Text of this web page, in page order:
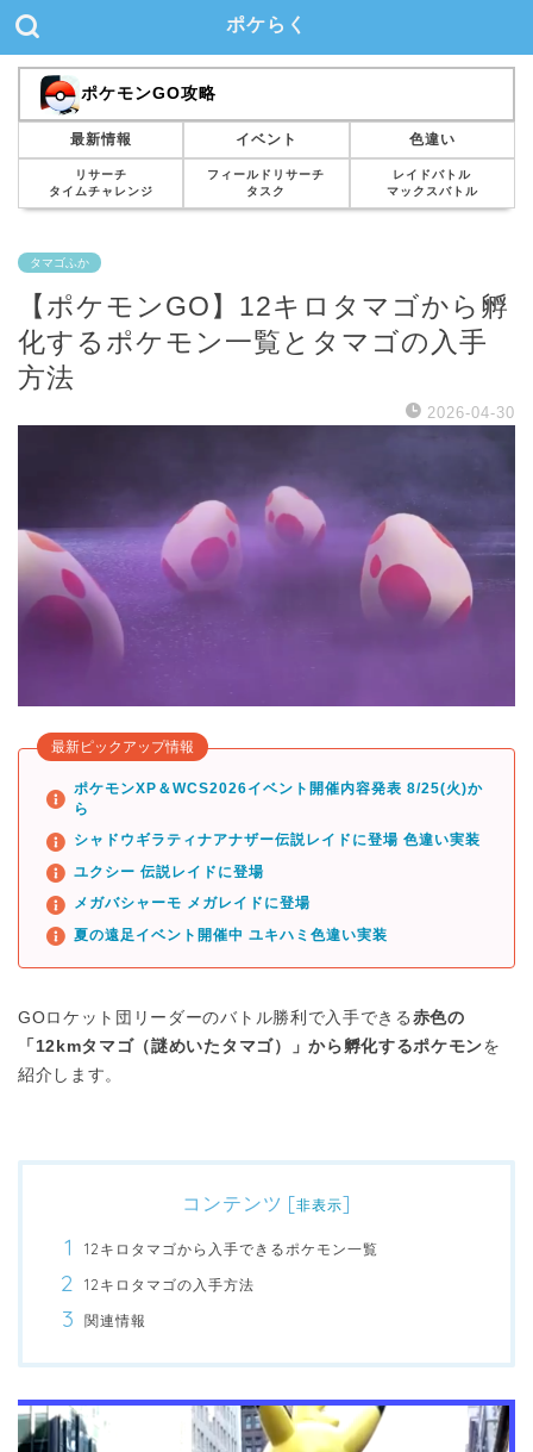
ポケらく
ポケモンGO攻略
最新情報 イベント 色違い
リサーチ
タイムチャレンジ
フィールドリサーチ
タスク
レイドバトル
マックスバトル
タマゴふか
【ポケモンGO】12キロタマゴから孵
化するポケモン一覧とタマゴの入手
方法
2026-04-30
最新ピックアップ情報
ポケモンXP＆WCS2026イベント開催内容発表 8/25(火)か
ら
シャドウギラティナアナザー伝説レイドに登場 色違い実装
ユクシー 伝説レイドに登場
メガバシャーモ メガレイドに登場
夏の遠足イベント開催中 ユキハミ色違い実装
GOロケット団リーダーのバトル勝利で入手できる 赤色の
「12kmタマゴ（謎めいたタマゴ）」から孵化するポケモンを
紹介します。
コンテンツ [非表示]
12キロタマゴから入手できるポケモン一覧
12キロタマゴの入手方法
関連情報